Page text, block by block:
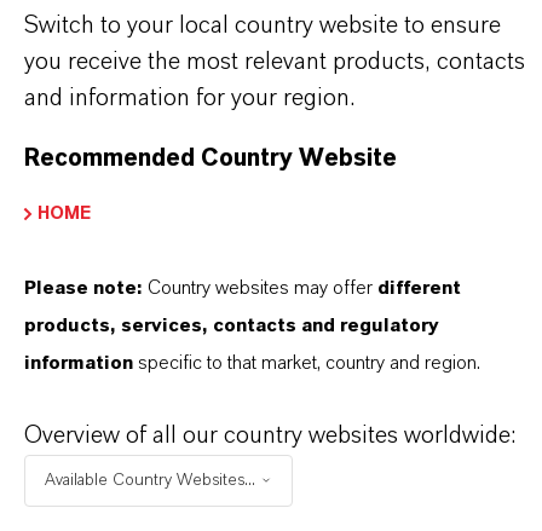
Switch to your local country website to ensure
you receive the most relevant products, contacts
and information for your region.
Recommended Country Website
HOME
Please note: Country websites may offer different
products, services, contacts and regulatory
information specific to that market, country and region.
Overview of all our country websites worldwide:
Available Country Websites...